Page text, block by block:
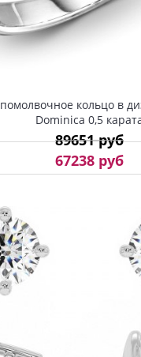
кольцо в
Dominica 0,5
89651 руб
67238 руб